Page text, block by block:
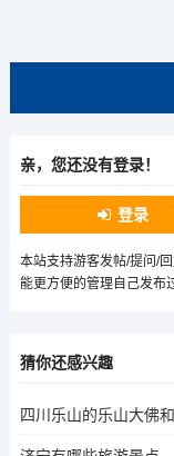
亲，您还没有登录！
登录
本站支持游客发帖/提问/
能更方便的管理自己发布
猜你还感兴趣
四川乐山的乐山大佛